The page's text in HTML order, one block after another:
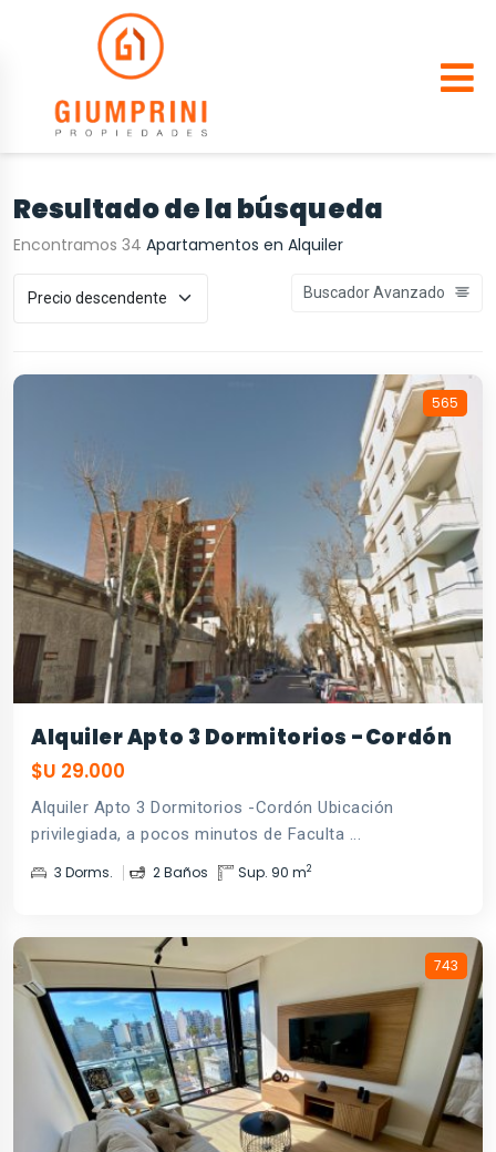
Resultado de la búsqueda
Encontramos 34 Apartamentos en Alquiler
Buscador Avanzado
565
Alquiler Apto 3 Dormitorios -Cordón
$U 29.000
Alquiler Apto 3 Dormitorios -Cordón Ubicación
privilegiada, a pocos minutos de Faculta ...
3 Dorms. 2 Baños Sup. 90 m2
743